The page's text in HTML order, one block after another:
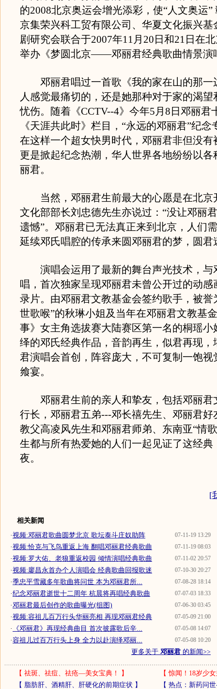
的2008北京奥运会增光添彩，使“人文奥运”
京集荣兴科工贸有限公司、华夏文化振兴基
剧研究会联合于2007年11月20日和21日在
举办《梦圆北京——邓丽君经典歌曲情景演
邓丽君唱过一首歌《我的家在山的那一
人感觉最痛切的，还是她那种对于家的渴望
忧伤。随着《CCTV--4》今年5月8日邓丽君
《天涯共此时》栏目，“永远的邓丽君”纪念
在这样一个超女快男时代，邓丽君非但没有
更是掀起纪念热潮，华人世界各地纷纷以各
丽君。
当然，邓丽君生前最大的心愿是在北京
文化部部长刘忠德先生亦说过：“没让邓丽
遗憾”。邓丽君已无法真正来到北京，人们
延续邓氏唱腔的传承来圆邓丽君的梦，圆君
演唱会运用了最新的舞台声光技术，与
唱，首次独家呈现邓丽君未曾公开过的动感
录片。由邓丽君文教基金会签约歌手，被誉
世歌喉”的秋琳小姐及当年在邓丽君文教基
事》女主角选拔赛大陆赛区第一名的桐瑶小
绎的邓氏经典作品，音韵再生，似君再现，
君演唱会首创，阵容庞大，不可复制一饱视
飨宴。
邓丽君生前的亲人和挚友，包括邓丽君
行长，邓丽君五弟---邓长禧先生、邓丽君好
教父高凌风先生和邓丽君师弟、东南亚“情
生都与所有热爱她的人们一起见证了这经典
夜。
[
相关新闻
07-11-19 13:29
·视频:邓丽君歌曲圆梦北京 歌坛泰斗庄奴助阵
07-11-19 08:03
·视频:恰克与飞鸟重返上海 翻唱邓丽君经典歌曲
07-11-02 20:57
·视频:罗大佑、老狼重返校园 倾情演唱经典歌曲
07-10-30 20:27
·视频:廖昌永首办个人演唱会 经典歌曲回报歌迷
07-08-28 18:14
·季忠平雪藏多年歌曲将问世 本为邓丽君所...
07-07-03 18:33
·纪念邓丽君逝世十二周年 杭晨将再唱经典歌曲
07-06-30 03:45
·邓丽君最后创作的歌曲曝光(组图)
07-05-09 21:00
·视频:容祖儿百万行头华丽亮相 再现邓丽君经典
07-05-08 14:07
· 《邓丽君》再现经典曲目 首次披露歌后辛...
07-05-08 10:20
·容祖儿过百万行头上身 全力以赴演绎邓丽...
更多关于 邓丽君 的新闻>>
【 祛斑、祛痘、祛疮—美女宝典！ 】 【惊闻！18岁少
【 脂肪肝、酒精肝、肝硬化的前期症状 】 【 热点：新药问